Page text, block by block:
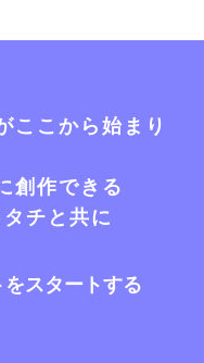
ここから始まり
創作できる
チと共に
スタートする